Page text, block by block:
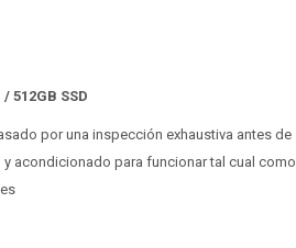
512GB SSD
por una inspección exhaustiva antes de
acondicionado para funcionar tal cual como